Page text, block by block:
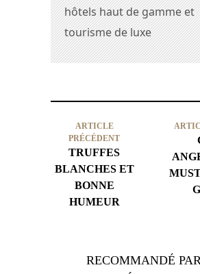
hôtels haut de gamme et
tourisme de luxe
ARTICLE
PRÉCÉDENT
TRUFFES
BLANCHES ET
BONNE
HUMEUR
RECOMMANDÉ